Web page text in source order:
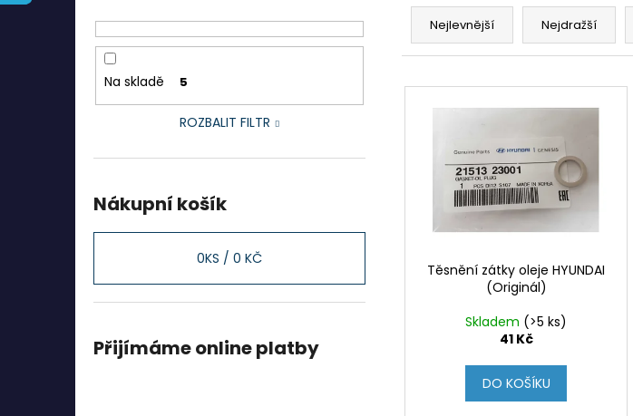
Na skladě 5
ROZBALIT FILTR
Nákupní košík
0KS / 0 KČ
Přijímáme online platby
z
Nejlevnější Nejdražší
V
Těsnění zátky oleje HYUNDAI
(Originál)
Skladem (>5 ks)
41 Kč
DO KOŠÍKU